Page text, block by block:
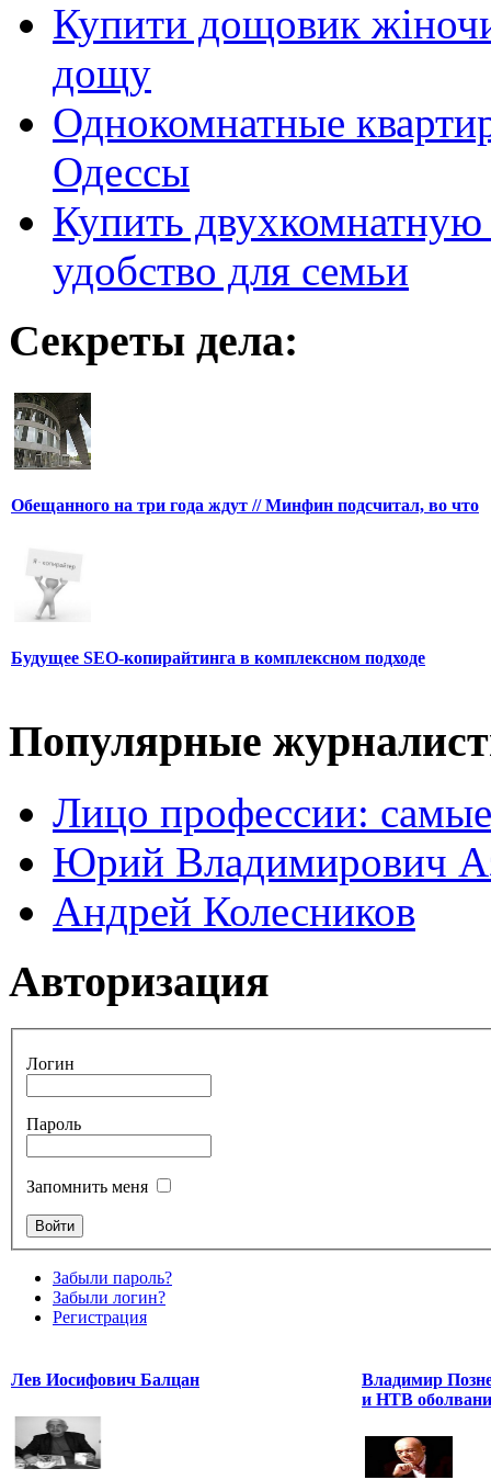
Купити дощовик
дощу
Однокомнатные
Одессы
Купить
удобство для семьи
Секреты дела:
Обещанного на три года ждут // Минфин подсчитал, во что
Будущее SEO-копирайтинга в комплексном подходе
Популярные
Лицо профессии:
Юрий Владимирович
Андрей Колесников
Авторизация
Логин
Пароль
Запомнить меня
Забыли пароль?
Забыли логин?
Регистрация
Лев Иосифович Балцан
Владимир
и НТВ